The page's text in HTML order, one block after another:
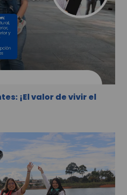
¡El valor de vivir el